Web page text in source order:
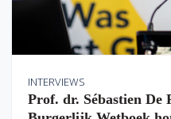
INTERVIEWS
Prof. dr. Sébastien De